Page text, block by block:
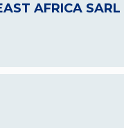
AFRICA SARL